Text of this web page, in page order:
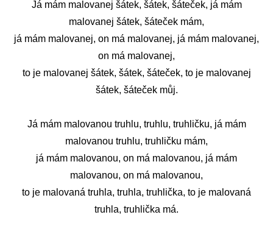
Já mám malovanej šátek, šátek, šáteček, já mám
malovanej šátek, šáteček mám,
já mám malovanej, on má malovanej, já mám malovanej,
on má malovanej,
to je malovanej šátek, šátek, šáteček, to je malovanej
šátek, šáteček můj.
Já mám malovanou truhlu, truhlu, truhličku, já mám
malovanou truhlu, truhličku mám,
já mám malovanou, on má malovanou, já mám
malovanou, on má malovanou,
to je malovaná truhla, truhla, truhlička, to je malovaná
truhla, truhlička má.